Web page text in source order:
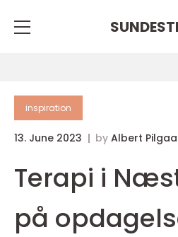
inspiration
13. June 2023 by Albert
Terapi i
på